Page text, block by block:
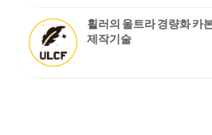
휠러의 울트라 경량화 카
제작기술